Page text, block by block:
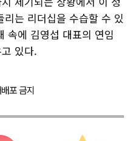
는 리더십을 수습할 수 있
속에 김영섭 대표의 연임
있다.
포 금지